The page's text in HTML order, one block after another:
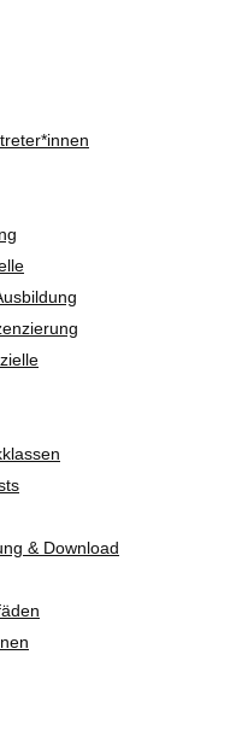
& Download